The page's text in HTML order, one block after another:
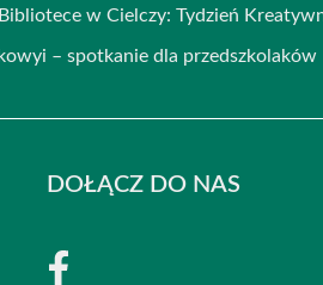
w Cielczy: Tydzień
– spotkanie dla przedszkolaków
DOŁĄCZ DO NAS